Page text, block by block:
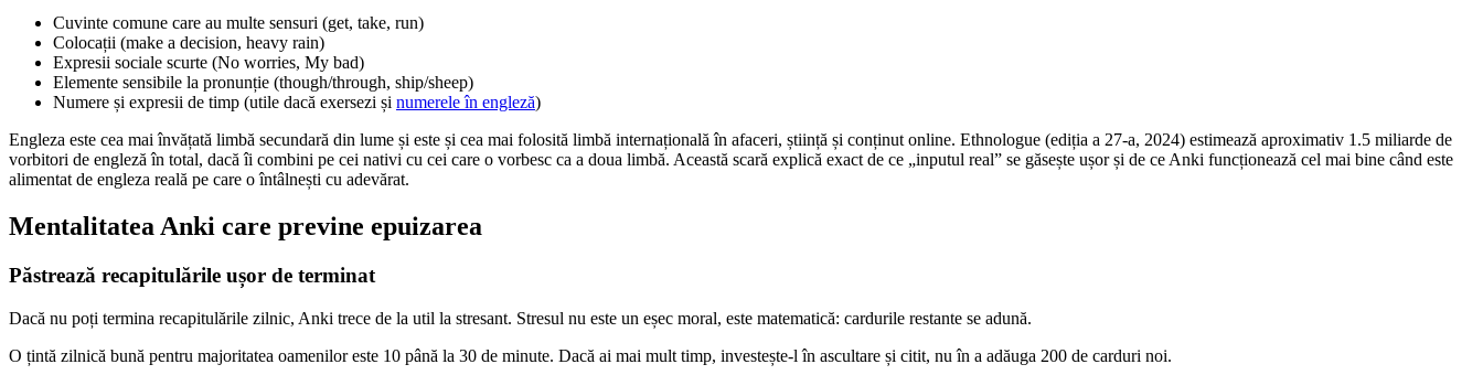
Cuvinte comune care au multe sensuri (get, take, run)
Colocații (make a decision, heavy rain)
Expresii sociale scurte (No worries, My bad)
Elemente sensibile la pronunție (though/through, ship/sheep)
Numere și expresii de timp (utile dacă exersezi și numerele în engleză)
Engleza este cea mai învățată limbă secundară din lume și este și cea mai folosită limbă internațională în afaceri, știință și conținut online. Ethnologue (ediția a 27-a, 2024) estimează aproximativ 1.5 miliarde de
vorbitori de engleză în total, dacă îi combini pe cei nativi cu cei care o vorbesc ca a doua limbă. Această scară explică exact de ce „inputul real” se găsește ușor și de ce Anki funcționează cel mai bine când este
alimentat de engleza reală pe care o întâlnești cu adevărat.
Mentalitatea Anki care previne epuizarea
Păstrează recapitulările ușor de terminat
Dacă nu poți termina recapitulările zilnic, Anki trece de la util la stresant. Stresul nu este un eșec moral, este matematică: cardurile restante se adună.
O țintă zilnică bună pentru majoritatea oamenilor este 10 până la 30 de minute. Dacă ai mai mult timp, investește-l în ascultare și citit, nu în a adăuga 200 de carduri noi.